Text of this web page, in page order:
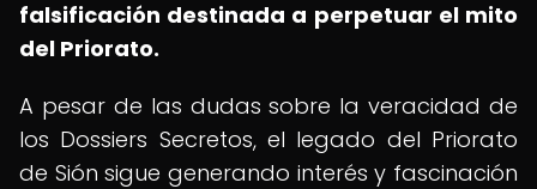
falsificación destinada a perpetuar el mito
del Priorato.
A pesar de las dudas sobre la veracidad de
los Dossiers Secretos, el legado del Priorato
de Sión sigue generando interés y fascinación